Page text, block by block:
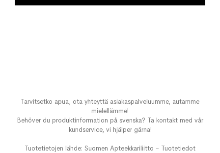
Tarvitsetko apua, ota yhteyttä asiakaspalveluumme, autamme
mielellämme!
Behöver du produktinformation på svenska? Ta kontakt med vår
kundservice, vi hjälper gärna!
Tuotetietojen lähde: Suomen Apteekkariliitto - Tuotetiedot